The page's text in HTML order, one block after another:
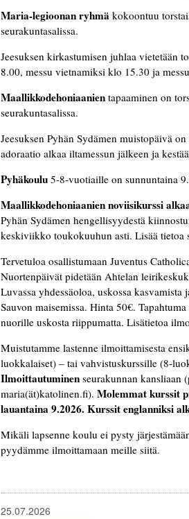
Maria-legioonan ryhmä kokoontuu
seurakuntasalissa.
Jeesuksen kirkastumisen juhlaa vietetään
8.00, messu vietnamiksi klo 15.30 ja
Maallikkodehoniaanien tapaaminen on
seurakuntasalissa.
Jeesuksen Pyhän Sydämen muistopäivä
adoraatio alkaa iltamessun jälkeen ja
Pyhäkoulu 5-8-vuotiaille on sunnuntaina
Maallikkodehoniaanien noviisikurssi
Pyhän Sydämen hengellisyydestä
keskiviikko toukokuuhun asti. Lisää tietoa
Tervetuloa osallistumaan Juventus
Nuortenpäivät pidetään Ahtelan
Luvassa yhdessäoloa, uskossa kasvamista
Sauvon maisemissa. Hinta 50€.
nuorille uskosta riippumatta. Lisätietoa
Muistutamme lastenne ilmoittamisesta
luokkalaiset) – tai vahvistuskurssille (8-
Ilmoittautuminen seurakunnan kansliaan
maria(ät)katolinen.fi). Molemmat kurssit
lauantaina9.2026. Kurssit englanniksi
Mikäli lapsenne koulu ei pysty
pyydämme ilmoittamaan meille siitä.
25.07.2026